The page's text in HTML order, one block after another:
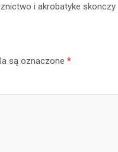
i akrobatyke
są oznaczone *